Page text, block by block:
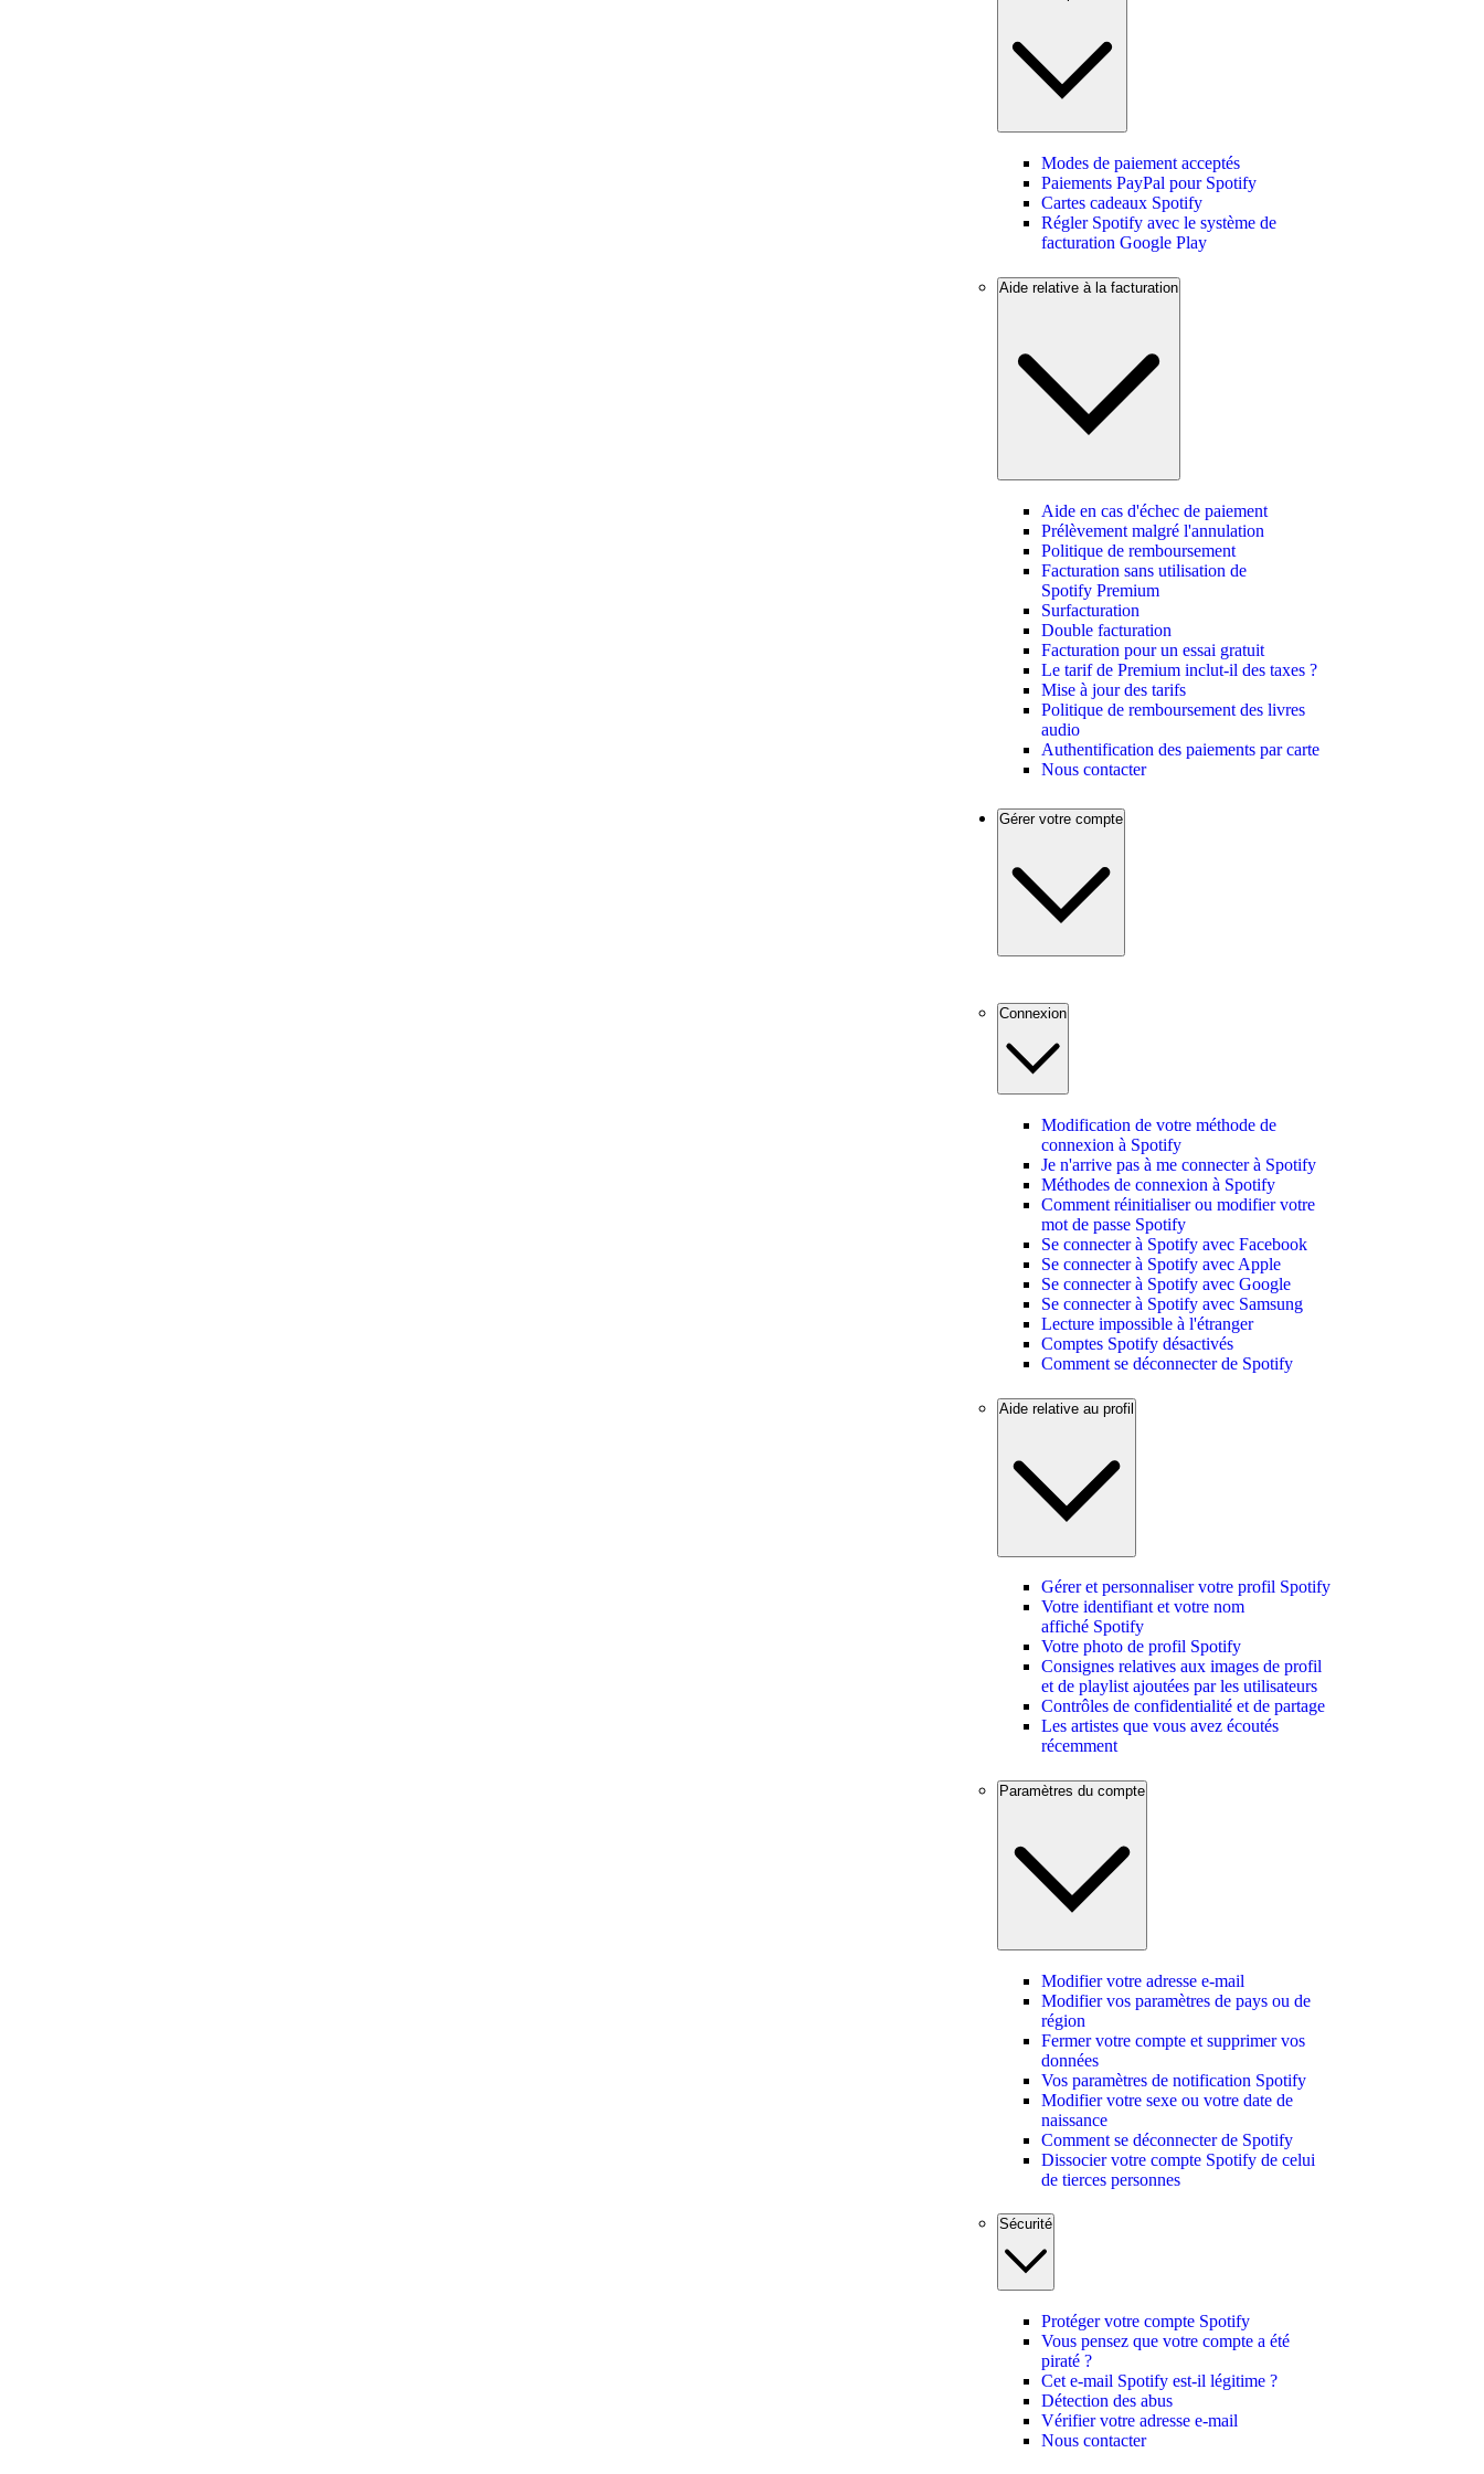
Modes de paiement acceptés
Paiements PayPal pour Spotify
Cartes cadeaux Spotify
Régler Spotify avec le système de
facturation Google Play
Aide relative à la facturation
Aide en cas d'échec de paiement
Prélèvement malgré l'annulation
Politique de remboursement
Facturation sans utilisation de
Spotify Premium
Surfacturation
Double facturation
Facturation pour un essai gratuit
Le tarif de Premium inclut-il des taxes ?
Mise à jour des tarifs
Politique de remboursement des livres
audio
Authentification des paiements par carte
Nous contacter
Gérer votre compte
Connexion
Modification de votre méthode de
connexion à Spotify
Je n'arrive pas à me connecter à Spotify
Méthodes de connexion à Spotify
Comment réinitialiser ou modifier votre
mot de passe Spotify
Se connecter à Spotify avec Facebook
Se connecter à Spotify avec Apple
Se connecter à Spotify avec Google
Se connecter à Spotify avec Samsung
Lecture impossible à l'étranger
Comptes Spotify désactivés
Comment se déconnecter de Spotify
Aide relative au profil
Gérer et personnaliser votre profil Spotify
Votre identifiant et votre nom
affiché Spotify
Votre photo de profil Spotify
Consignes relatives aux images de profil
et de playlist ajoutées par les utilisateurs
Contrôles de confidentialité et de partage
Les artistes que vous avez écoutés
récemment
Paramètres du compte
Modifier votre adresse e-mail
Modifier vos paramètres de pays ou de
région
Fermer votre compte et supprimer vos
données
Vos paramètres de notification Spotify
Modifier votre sexe ou votre date de
naissance
Comment se déconnecter de Spotify
Dissocier votre compte Spotify de celui
de tierces personnes
Sécurité
Protéger votre compte Spotify
Vous pensez que votre compte a été
piraté ?
Cet e-mail Spotify est-il légitime ?
Détection des abus
Vérifier votre adresse e-mail
Nous contacter